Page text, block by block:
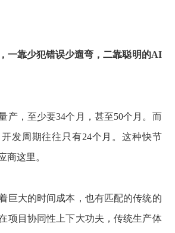
一靠少犯错误少遛弯，二靠聪明的AI
产，至少要34个月，甚至50个月。而
发周期往往只有24个月。这种快节
商这里。
巨大的时间成本，也有匹配的传统的
项目协同性上下大功夫，传统生产体